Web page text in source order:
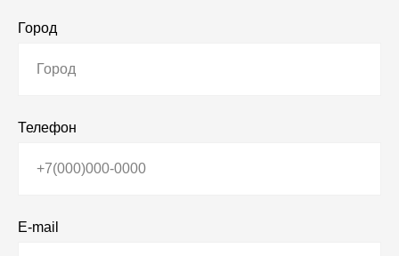
Город
Телефон
E-mail